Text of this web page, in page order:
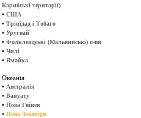
Карибські території)
• США
• Трінідад і Тобаго
• Уругвай
• Фолклендські (Мальвинські) о-ви
• Чилі
• Ямайка
Океанія
• Австралія
• Вануату
• Нова Гвінея
• Нова Зеландія